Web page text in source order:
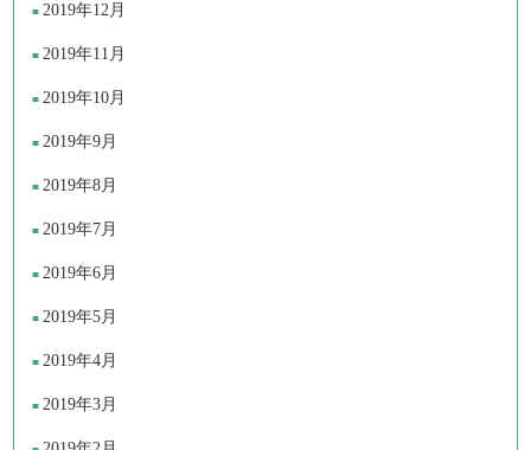
2019年12月
2019年11月
2019年10月
2019年9月
2019年8月
2019年7月
2019年6月
2019年5月
2019年4月
2019年3月